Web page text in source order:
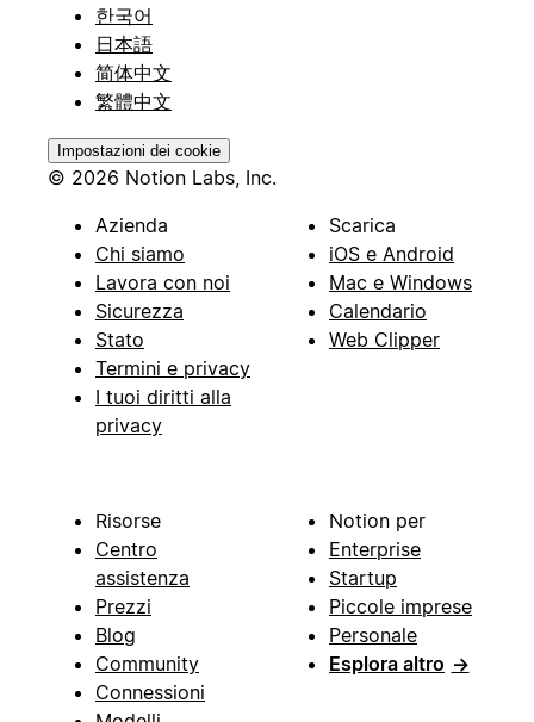
한국어
日本語
简体中文
繁體中文
Impostazioni dei cookie
© 2026 Notion Labs, Inc.
Azienda
Chi siamo
Lavora con noi
Sicurezza
Stato
Termini e privacy
I tuoi diritti alla
privacy
Scarica
iOS e Android
Mac e Windows
Calendario
Web Clipper
Risorse
Centro
assistenza
Prezzi
Blog
Community
Connessioni
Notion per
Enterprise
Startup
Piccole imprese
Personale
Esplora altro →